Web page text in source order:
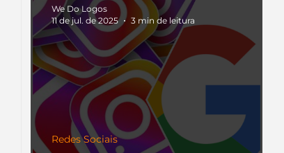
Redes Sociais
We Do Logos
11 de jul. de 2025
3 min de leitura